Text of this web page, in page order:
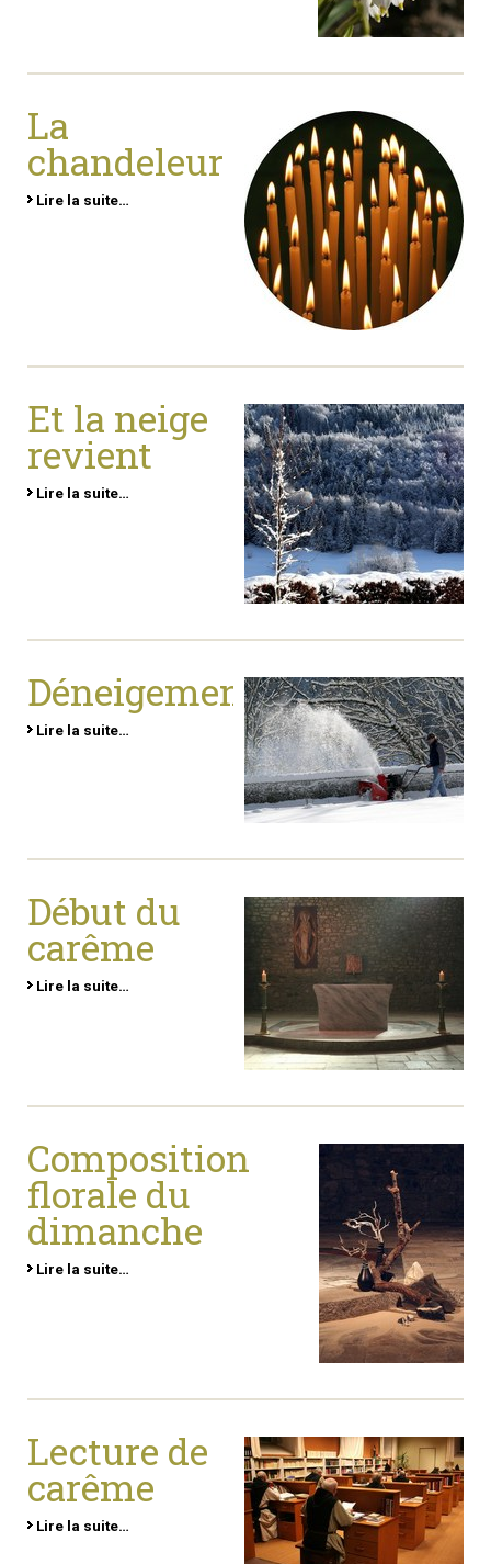
La
chandeleur
Lire la suite…
Et la neige
revient
Lire la suite…
Déneigement
Lire la suite…
Début du
carême
Lire la suite…
Composition
florale du
dimanche
Lire la suite…
Lecture de
carême
Lire la suite…